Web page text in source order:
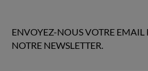
ENVOYEZ-NOUS VOTRE EMAIL
NOTRE NEWSLETTER.